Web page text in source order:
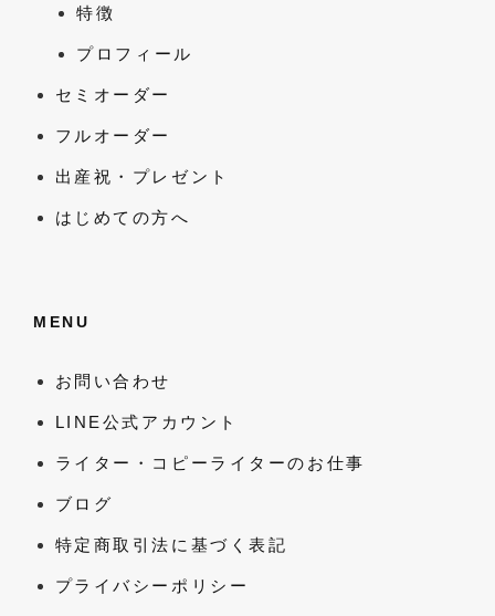
特徴
プロフィール
セミオーダー
フルオーダー
出産祝・プレゼント
はじめての方へ
MENU
お問い合わせ
LINE公式アカウント
ライター・コピーライターのお仕事
ブログ
特定商取引法に基づく表記
プライバシーポリシー